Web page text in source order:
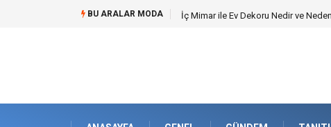
BU ARALAR MODA Kuveyt Nakliye Süreçlerinde Stratejik